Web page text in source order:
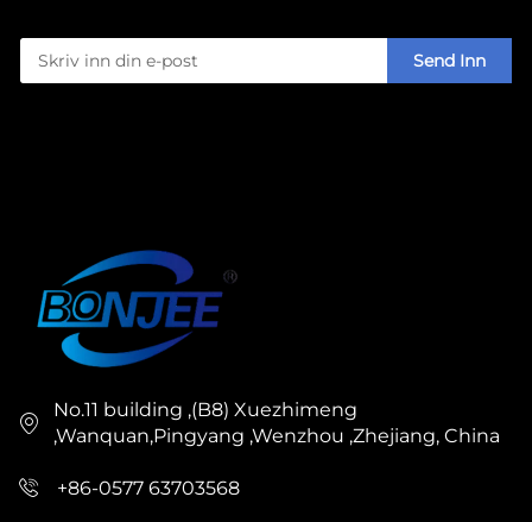
Send Inn
No.11 building ,(B8) Xuezhimeng
,Wanquan,Pingyang ,Wenzhou ,Zhejiang, China
+86-0577 63703568